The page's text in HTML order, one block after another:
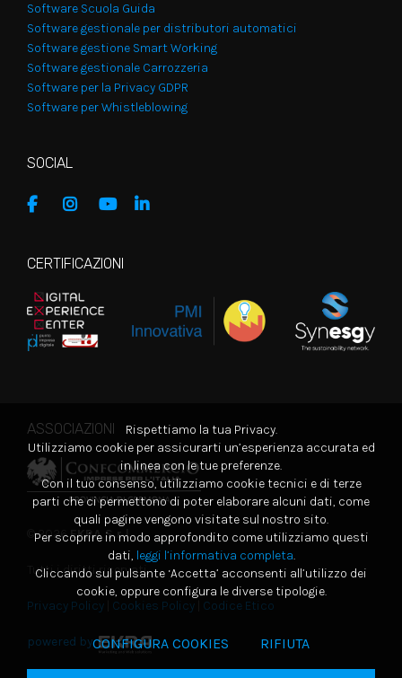
Software Scuola Guida
Software gestionale per distributori automatici
Software gestione Smart Working
Software gestionale Carrozzeria
Software per la Privacy GDPR
Software per Whistleblowing
SOCIAL
CERTIFICAZIONI
ASSOCIAZIONI
© 2026EKRA S.r.l.
Tutti i diritti riservati
Privacy Policy Cookies Policy Codice Etico
powered by
Rispettiamo la tua Privacy.
Utilizziamo cookie per assicurarti un’esperienza accurata ed
in linea con le tue preferenze.
Con il tuo consenso, utilizziamo cookie tecnici e di terze
parti che ci permettono di poter elaborare alcuni dati, come
quali pagine vengono visitate sul nostro sito.
Per scoprire in modo approfondito come utilizziamo questi
dati, leggi l’informativa completa.
Cliccando sul pulsante ‘Accetta’ acconsenti all’utilizzo dei
cookie, oppure configura le diverse tipologie.
CONFIGURA COOKIES RIFIUTA